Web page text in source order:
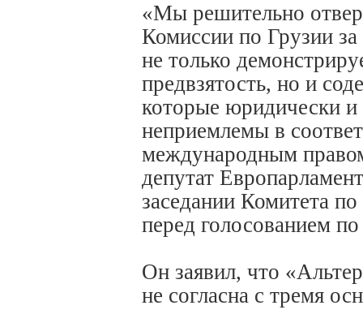
«Мы решительно
Комиссии по Грузии
не только
предвзятость, но и
которые юридически и
неприемлемы в
международным
депутат
заседании Комитета
перед голосованием
Он заявил, что
не согласна с тремя